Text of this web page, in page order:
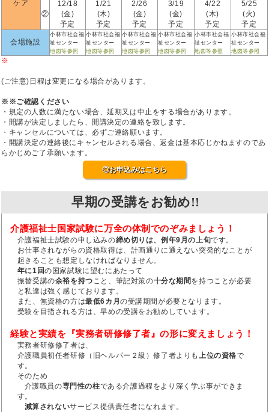
ケア
②
12/18
(金)
予定
1/21
(木)
予定
2/26
(金)
予定
3/19
(金)
予定
4/22
(木)
予定
5/25
(火)
予定
会場施設
小林市社会福
祉センター
地図等参照
小林市社会福
祉センター
地図等参照
小林市社会福
祉センター
地図等参照
小林市社会福
祉センター
地図等参照
小林市社会福
祉センター
地図等参照
小林市社会福
祉センター
地図等参照
※
(ご注意)日程は変更になる場合があります。
※※ご確認ください
・規定の人数に満たない場合、延期又は中止をする場合があります。
・開講が決定しましたら、開講決定の連絡を致します。
・キャンセルについては、必ずご連絡願います。
・開講決定の連絡後にキャンセルされる場合、返金は基本応じかねますのであ
らかじめご了承願います。
◎お申込みはこちら
早期の受講をお勧め!!
介護福祉士国家試験に万全の体制でのぞみましょう！
介護福祉士試験の申し込みの締め切りは、例年9月の上旬です。
お仕事されながらの資格取得は、計画通りに通えない突発的なことが
起きることも想定しなければなりません。
年に1回の国家試験に望むにあたって
振替受講の余裕を持つこと、筆記対策の十分な期間を持つことが必要
と私達は強く感じております。
また、無資格の方は最低6カ月の受講期間が必要となります。
受験を目指される方は、早めの受講をお勧めしています。
経験と実績を『実務者研修修了者』の形に変えましょう！
実務者研修修了者は、
介護職員初任者研修（旧ヘルパー２級）修了者よりも上位の資格で
す。
そのため
介護職員の専門性の柱である介護過程をより深く学ぶ事ができま
す。
減算されないサービス提供責任者になれます。